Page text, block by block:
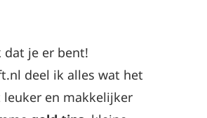
dat je er bent!
deel ik alles wat het
leuker en makkelijker